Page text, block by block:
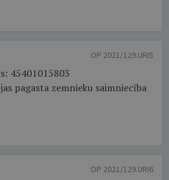
OP 2021/129.URI5
45401015803
pagasta zemnieku saimniecība
OP 2021/129.URI6